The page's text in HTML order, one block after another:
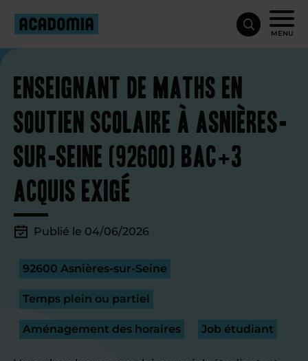
MENU
Enseignant de maths en
soutien scolaire à Asnières-
sur-Seine (92600) Bac+3
acquis exigé
Publié le 04/06/2026
92600 Asnières-sur-Seine
Temps plein ou partiel
Aménagement des horaires Job étudiant